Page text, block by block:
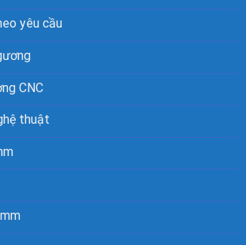
yêu cầu
CNC
thuật